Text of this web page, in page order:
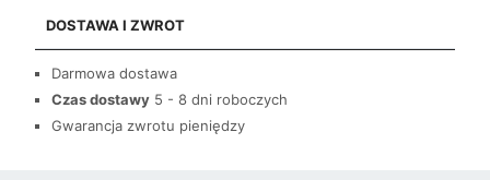
DOSTAWA I ZWROT
Darmowa dostawa
Czas dostawy 5 - 8 dni roboczych
Gwarancja zwrotu pieniędzy